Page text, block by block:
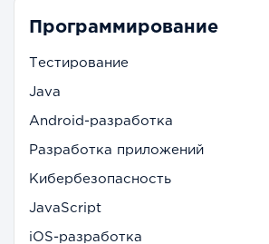
Программирование
Тестирование
Java
Android-разработка
Разработка приложений
Кибербезопасность
JavaScript
iOS-разработка